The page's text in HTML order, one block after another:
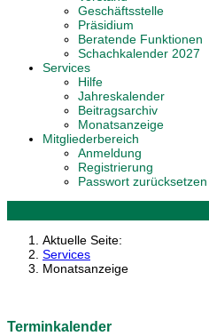
Geschäftsstelle
Präsidium
Beratende Funktionen
Schachkalender 2027
Services
Hilfe
Jahreskalender
Beitragsarchiv
Monatsanzeige
Mitgliederbereich
Anmeldung
Registrierung
Passwort zurücksetzen
Aktuelle Seite:
Services
Monatsanzeige
Terminkalender